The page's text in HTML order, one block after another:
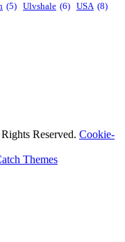
(5) Ulvshale (6) USA (8)
Reserved. Cookie-
Themes